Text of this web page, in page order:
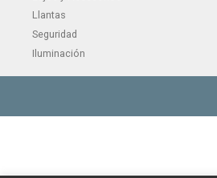
Llantas
Seguridad
Iluminación